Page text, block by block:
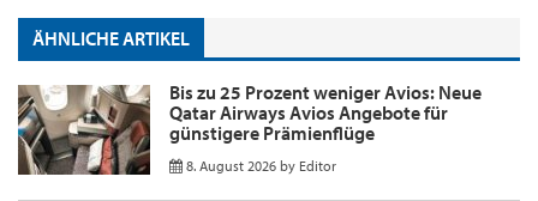
ÄHNLICHE ARTIKEL
Bis zu 25 Prozent weniger Avios: Neue
Qatar Airways Avios Angebote für
günstigere Prämienflüge
8. August 2026 by Editor